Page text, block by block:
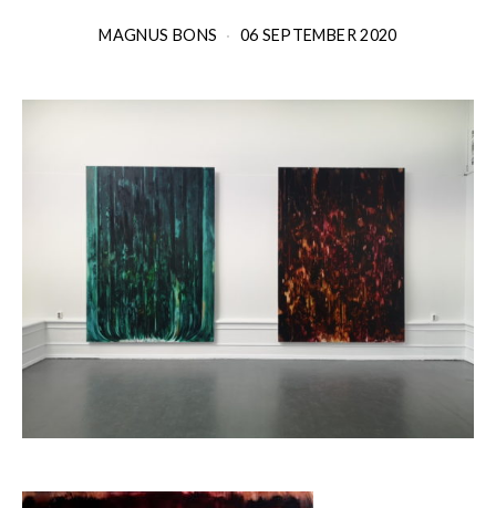
MAGNUS BONS 06 SEPTEMBER 2020